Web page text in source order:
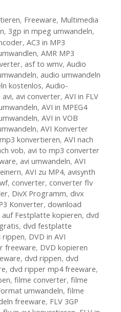
, Freeware, Multimedia
, 3gp in mpeg umwandeln,
, AC3 in MP3
, AMR MP3
, asf to wmv, Audio
, audio umwandeln
kostenlos, Audio-
avi, avi converter, AVI in FLV
, AVI in MPEG4
, AVI in VOB
, AVI Konverter
konvertieren, AVI nach
vob, avi to mp3 converter
, avi umwandeln, AVI
, AVI zu MP4, avisynth
, converter, converter flv
, DivX Programm, divx
Konverter, download
auf Festplatte kopieren, dvd
, dvd festplatte
rippen, DVD in AVI
freeware, DVD kopieren
, dvd rippen, dvd
, dvd ripper mp4 freeware,
, filme converter, filme
umwandeln, filme
freeware, FLV 3GP